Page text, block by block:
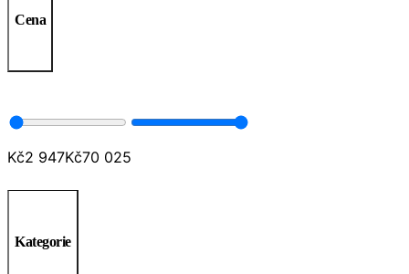
Cena
Kč2 947Kč70 025
Kategorie